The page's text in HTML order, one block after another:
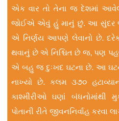
એક વાર તો તેના જ દેશમાં
જોઈએ એવું હું માનું છું. આ સુંદર
એ નિર્ણય આપણે લેવાનો છે.
થવાનું છે એ નિશ્ચિત છે જ, પણ
એ બહુ જ દુઃખદ ઘટના છે. આ
નાખ્યો છે. કલમ ૩૭૦
કાશ્મીરીઓ ઘણાં
પોતાની રીતે જીવનનિર્વાહ કરવા